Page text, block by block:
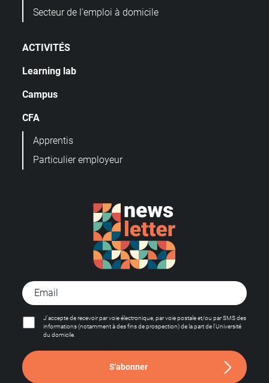
Secteur de l'emploi à domicile
ACTIVITÉS
Learning lab
Campus
CFA
Apprentis
Particulier employeur
J'accepte de recevoir par voie électronique, par voie postale et/ou par SMS des
informations (notamment à des fins de prospection) de la part de l'Université
du domicile.
S'abonner